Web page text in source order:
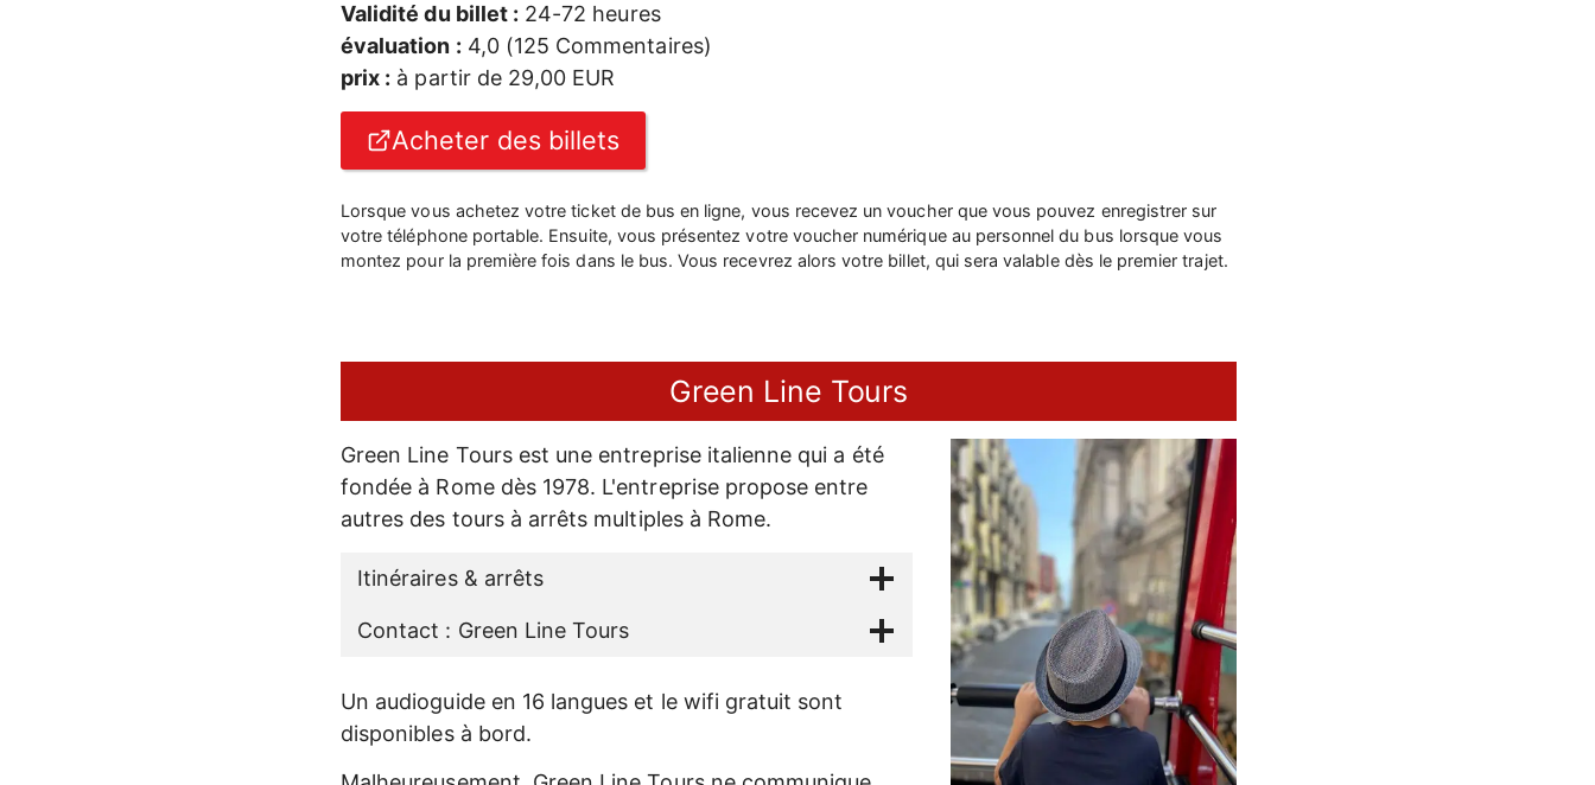
Validité du billet : 24-72 heures
évaluation : 4,0 (125 Commentaires)
prix : à partir de 29,00 EUR
Acheter des billets
Lorsque vous achetez votre ticket de bus en ligne, vous recevez un voucher que vous pouvez enregistrer sur
votre téléphone portable. Ensuite, vous présentez votre voucher numérique au personnel du bus lorsque vous
montez pour la première fois dans le bus. Vous recevrez alors votre billet, qui sera valable dès le premier trajet.
Green Line Tours
Green Line Tours est une entreprise italienne qui a été
fondée à Rome dès 1978. L'entreprise propose entre
autres des tours à arrêts multiples à Rome.
Itinéraires & arrêts
Contact : Green Line Tours
Un audioguide en 16 langues et le wifi gratuit sont
disponibles à bord.